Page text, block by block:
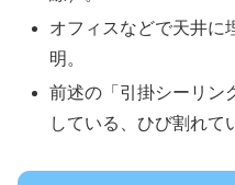
オフィスなどで天井に
明。
前述の「引掛シーリン
している、ひび割れて